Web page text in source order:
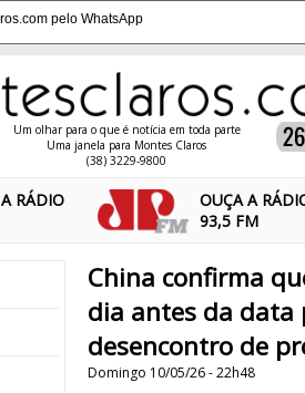
pelo WhatsApp
Um olhar para o que é notícia em toda parte
Uma janela para Montes Claros
(38) 3229-9800
RÁDIO
OUÇA A
93,5 FM
China confirma
dia antes da data
desencontro de
Domingo 10/05/26 - 22h48